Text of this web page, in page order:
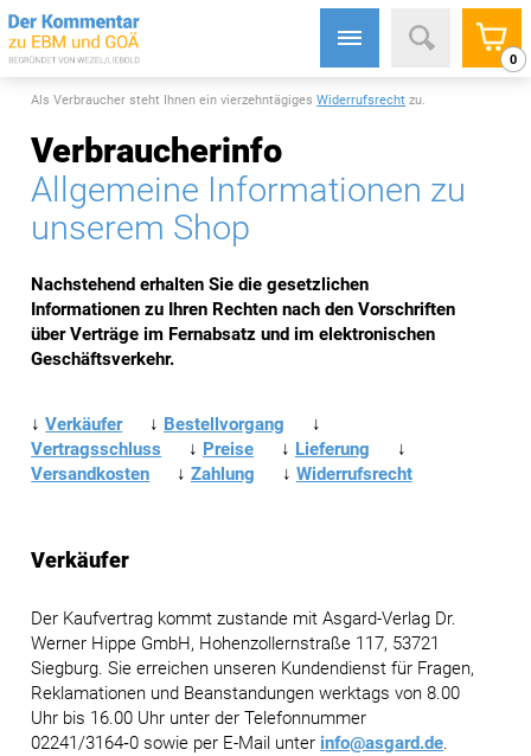
0
Als Verbraucher steht Ihnen ein vierzehntägigesWiderrufsrecht zu.
Verbraucherinfo
Allgemeine Informationen zu
unserem Shop
Nachstehend erhalten Sie die gesetzlichen
Informationen zu Ihren Rechten nach den Vorschriften
über Verträge im Fernabsatz und im elektronischen
Geschäftsverkehr.
↓Verkäufer ↓ Bestellvorgang
↓
Vertragsschluss
↓ Preise ↓ Lieferung
↓
Versandkosten
↓ Zahlung ↓ Widerrufsrecht
Verkäufer
Der Kaufvertrag kommt zustande mit Asgard-Verlag Dr.
Werner Hippe GmbH, Hohenzollernstraße 117, 53721
Siegburg. Sie erreichen unseren Kundendienst für Fragen,
Reklamationen und Beanstandungen werktags von 8.00
Uhr bis 16.00 Uhr unter der Telefonnummer
02241/3164‑0 sowie per E-Mail unter info@asgard.de.